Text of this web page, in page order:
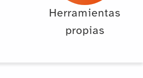
Herramientas
propias